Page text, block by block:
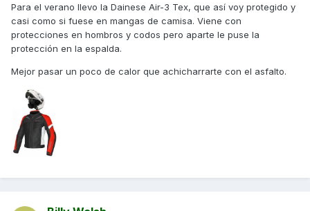
Para el verano llevo la Dainese Air-3 Tex, que así voy protegido y
casi como si fuese en mangas de camisa. Viene con
protecciones en hombros y codos pero aparte le puse la
protección en la espalda.
Mejor pasar un poco de calor que achicharrarte con el asfalto.